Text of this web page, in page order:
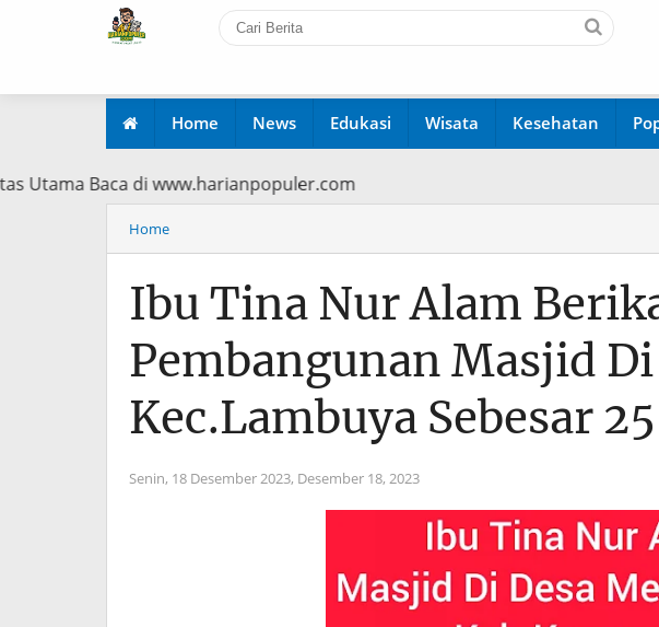
Home News Edukasi Wisata Kesehatan
Utama Baca di www.harianpopuler.com
Home
Ibu Tina Nur Alam
Pembangunan Masjid
Kec.Lambuya Sebesar
Senin, 18 Desember 2023, Desember 18, 2023